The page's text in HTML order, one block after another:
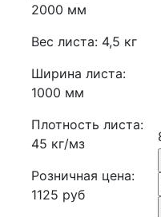
2000 мм
Вес листа: 4,5 кг
Ширина листа:
1000 мм
Плотность листа:
45 кг/мз
Розничная цена:
1125 руб